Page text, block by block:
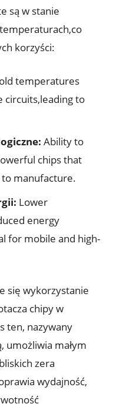
są w stanie
korzyści:
temperatures
circuits,leading to
Ability to
chips that
manufacture.
⁢Lower
energy
for ⁤mobile and high-
się wykorzystanie
chipy w
ten, ⁤nazywany
umożliwia małym
zera
wydajność,